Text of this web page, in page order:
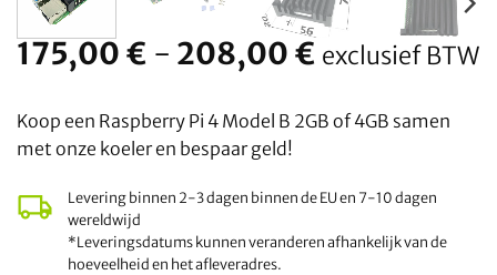
175,00 € - 208,00 € Prijsklasse:
€
tot
€
exclusief BTW
Koop een Raspberry Pi 4 Model B 2GB of 4GB samen
met onze koeler en bespaar geld!
Levering binnen 2-3 dagen binnen de EU en 7-10 dagen
wereldwijd
*Leveringsdatums kunnen veranderen afhankelijk van de
hoeveelheid en het afleveradres.